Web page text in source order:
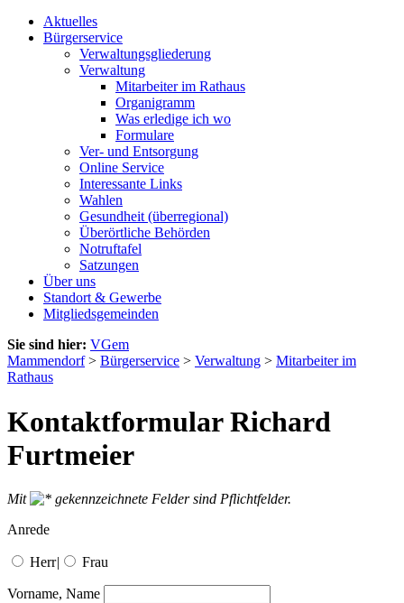
Aktuelles
Bürgerservice
Verwaltungsgliederung
Verwaltung
Mitarbeiter im Rathaus
Organigramm
Was erledige ich wo
Formulare
Ver- und Entsorgung
Online Service
Interessante Links
Wahlen
Gesundheit (überregional)
Überörtliche Behörden
Notruftafel
Satzungen
Über uns
Standort & Gewerbe
Mitgliedsgemeinden
Sie sind hier: VGem
Mammendorf> Bürgerservice > Verwaltung > Mitarbeiter im
Rathaus
Kontaktformular Richard
Furtmeier
Mit
gekennzeichnete Felder sind Pflichtfelder.
Anrede
Herr| Frau
Vorname, Name